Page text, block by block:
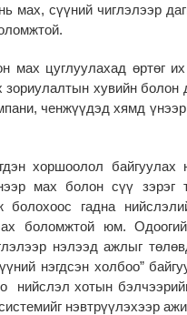
мах, сүүний чиглэлээр
мах цуглуулахад өртөг
зориулалтын хувийн болон
ченжүүдэд хямд
хоршоолол
мах болон сүү зэрэг
болохоос гадна
боломжтой юм.
нэлээд ажлыг
нэгдсэн холбоо”
нийслэл хотын
нэвтрүүлэхээр